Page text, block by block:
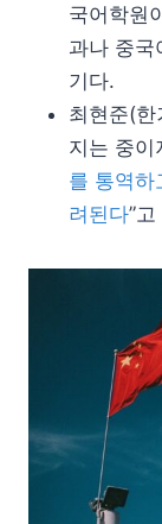
국어학원
과나 중국
기다.
최현준(
지는 중이
를 통역하
려된다”